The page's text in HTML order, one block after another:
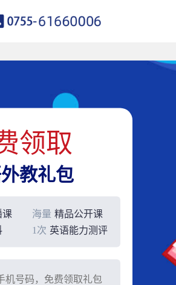
领取
教礼包
课 海量 精品公开课
1次 英语能力测评